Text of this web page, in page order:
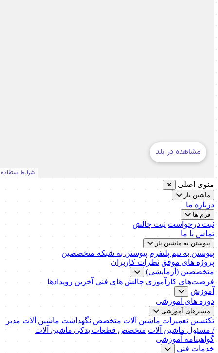
منوی اصلی
ماشین یار
درباره ما
فرم ها
ثبت درخواست ثبت چالش
تماس با ما
پیوستن به ماشین یار
پیوستن به تیم پلتفرم پیوستن به شبکه متخصصین
پروژه های موفق نظرات کاربران
متخصصین (آزمایشی)
فرصت‌های کارآموزی چالش های فنی آخرین رویدادها
آموزش
دوره های آموزشی
مسیرهای آموزشی
تکنسین تعمیرات ماشین آلات متخصص نگهداشت ماشین آلات مدیر
/ مسئول ماشین آلات متخصص قطعات یدکی ماشین آلات
گواهینامه آموزشی
خدمات فنی